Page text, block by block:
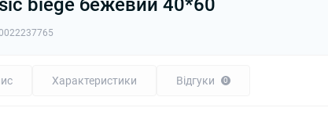
biege бежевий 40*60
Характеристики Відгуки 0